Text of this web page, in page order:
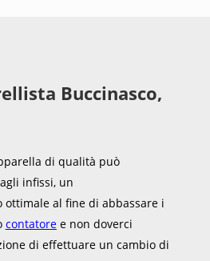
Buccinasco,
di qualità può
infissi, un
ottimale al fine di abbassare i
contatoree non doverci
di effettuare un cambio di